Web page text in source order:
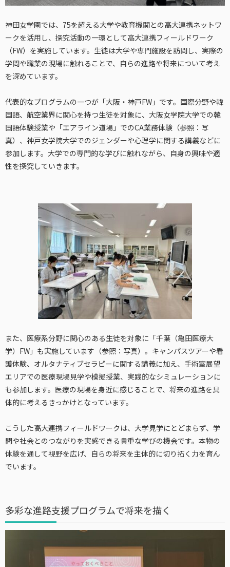
神田女学園では、75を超える大学や教育機関との高大連携ネットワ
ークを活用し、探究活動の一環として高大連携フィールドワーク
（FW）を実施しています。生徒は大学や専門施設を訪問し、実際の
学問や職業の現場に触れることで、自らの進路や将来について考え
を深めています。
代表的なプログラムの一つが「大阪・神戸FW」です。国際分野や韓
国語、航空業界に関心を持つ生徒を対象に、大阪女学院大学での韓
国語体験授業や「エアライン道場」でのCA業務体験（参照：写
真）、神戸女学院大学でのジェンダーや心理学に関する講義などに
参加します。大学での専門的な学びに触れながら、自身の興味や適
性を探究していきます。
また、医療系分野に関心のある生徒を対象に「千葉（亀田医療大
学）FW」も実施しています（参照：写真）。キャンパスツアーや看
護体験、オルタナティブセラピーに関する講義に加え、手術室展望
エリアでの医療現場見学や模擬授業、実践的なシミュレーションに
も参加します。医療の現場を身近に感じることで、将来の進路を具
体的に考えるきっかけとなっています。
こうした高大連携フィールドワークは、大学見学にとどまらず、学
問や社会とのつながりを実感できる貴重な学びの機会です。本物の
体験を通して視野を広げ、自らの将来を主体的に切り拓く力を育ん
でいます。
多彩な進路支援プログラムで将来を描く